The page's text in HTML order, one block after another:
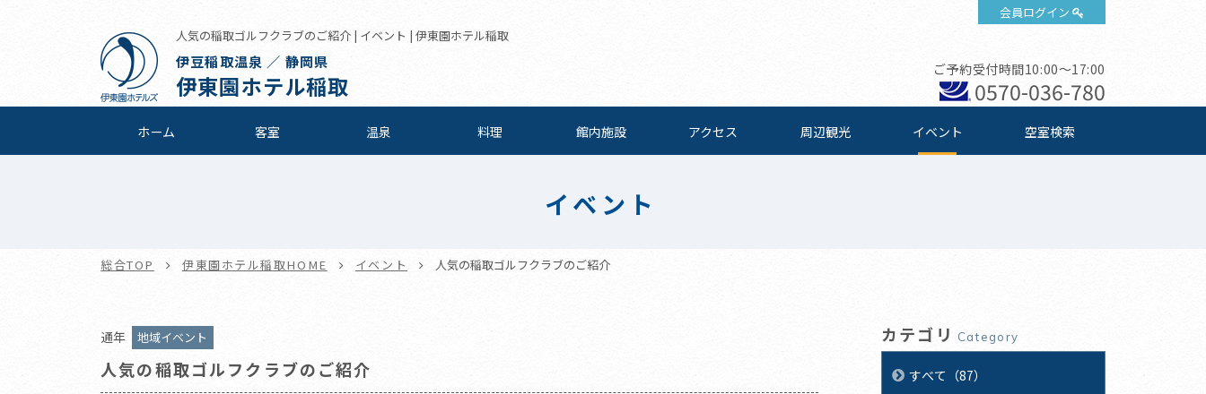
会員ログイン
人気の稲取ゴルフクラブのご紹介 | イベント | 伊東園ホテル稲取
伊豆稲取温泉 ／ 静岡県
伊東園ホテル稲取
ご予約受付時間10:00～17:00
0570-036-780
ホーム 客室 温泉 料理 館内施設 アクセス 周辺観光 イベント 空室検索
イベント
総合TOP 伊東園ホテル稲取HOME イベント 人気の稲取ゴルフクラブのご紹介
通年 地域イベント
人気の稲取ゴルフクラブのご紹介
カテゴリ Category
すべて（87）